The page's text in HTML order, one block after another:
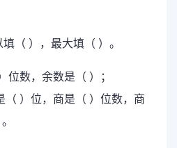
（ ），最大填（ ）。
数，余数是（ ）；
（ ）位，商是（ ）位数，商